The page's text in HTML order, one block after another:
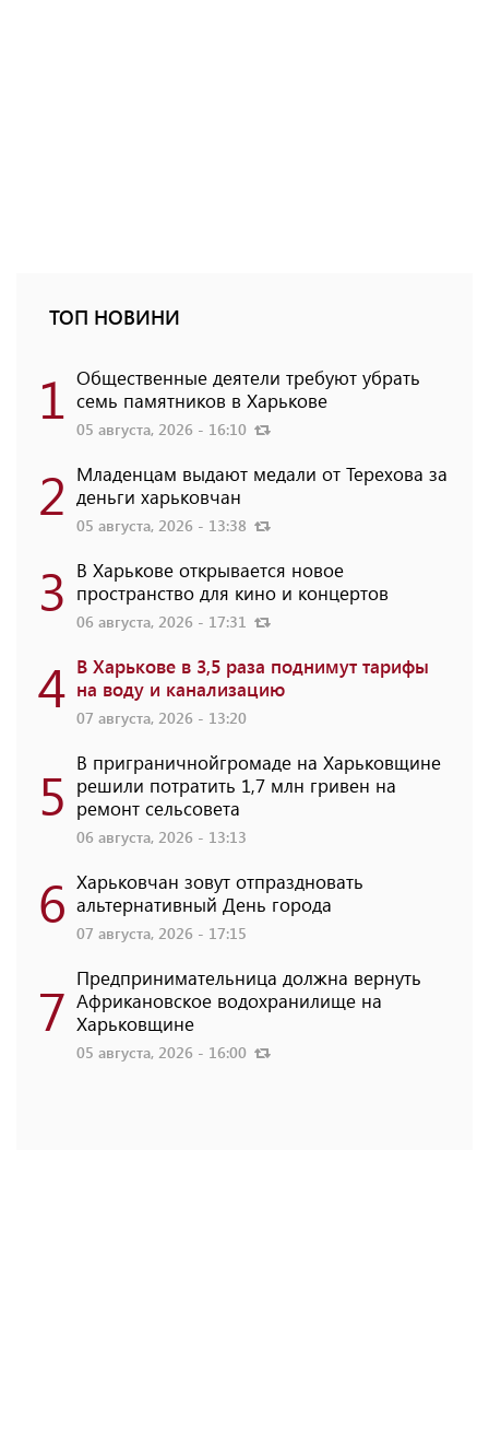
ТОП НОВИНИ
1 Общественные деятели требуют убрать
семь памятников в Харькове
05 августа, 2026 - 16:10
2 Младенцам выдают медали от Терехова за
деньги харьковчан
05 августа, 2026 - 13:38
3 В Харькове открывается новое
пространство для кино и концертов
06 августа, 2026 - 17:31
4 В Харькове в 3,5 раза поднимут тарифы
на воду и канализацию
07 августа, 2026 - 13:20
5 В приграничнойгромаде на Харьковщине
решили потратить 1,7 млн ​​гривен на
ремонт сельсовета
06 августа, 2026 - 13:13
6 Харьковчан зовут отпраздновать
альтернативный День города
07 августа, 2026 - 17:15
7 Предпринимательница должна вернуть
Африкановское водохранилище на
Харьковщине
05 августа, 2026 - 16:00